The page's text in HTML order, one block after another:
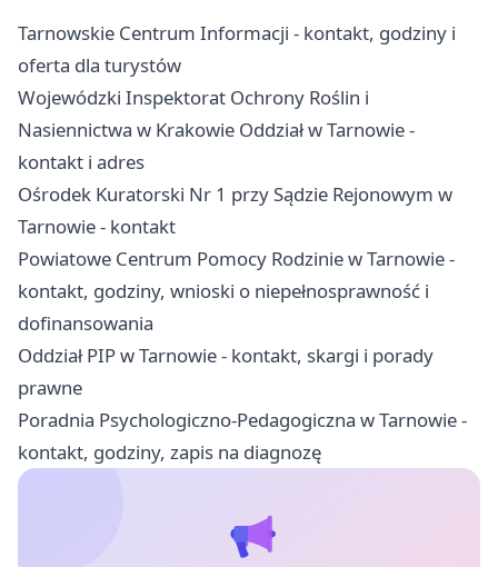
Tarnowskie Centrum Informacji - kontakt, godziny i
oferta dla turystów
Wojewódzki Inspektorat Ochrony Roślin i
Nasiennictwa w Krakowie Oddział w Tarnowie -
kontakt i adres
Ośrodek Kuratorski Nr 1 przy Sądzie Rejonowym w
Tarnowie - kontakt
Powiatowe Centrum Pomocy Rodzinie w Tarnowie -
kontakt, godziny, wnioski o niepełnosprawność i
dofinansowania
Oddział PIP w Tarnowie - kontakt, skargi i porady
prawne
Poradnia Psychologiczno-Pedagogiczna w Tarnowie -
kontakt, godziny, zapis na diagnozę